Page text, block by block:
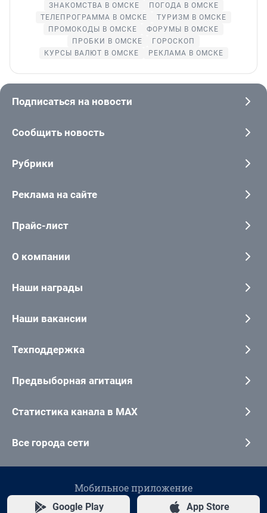
ЗНАКОМСТВА В ОМСКЕ
ПОГОДА В ОМСКЕ
ТЕЛЕПРОГРАММА В ОМСКЕ
ТУРИЗМ В ОМСКЕ
ПРОМОКОДЫ В ОМСКЕ
ФОРУМЫ В ОМСКЕ
ПРОБКИ В ОМСКЕ
ГОРОСКОП
КУРСЫ ВАЛЮТ В ОМСКЕ
РЕКЛАМА В ОМСКЕ
Подписаться на новости
Сообщить новость
Рубрики
Реклама на сайте
Прайс-лист
О компании
Наши награды
Наши вакансии
Техподдержка
Предвыборная агитация
Статистика канала в MAX
Все города сети
Мобильное приложение
Google Play App Store